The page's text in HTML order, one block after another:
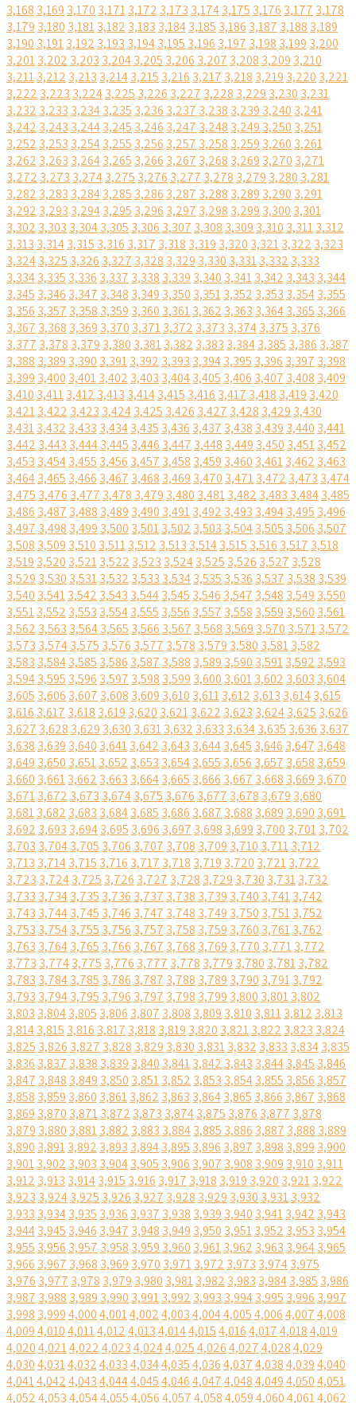
3,168 3,169 3,170 3,1713,172 3,173 3,1743,175 3,176 3,177 3,178
3,179 3,180 3,1813,182 3,183 3,1843,185 3,186 3,187 3,188 3,189
3,190 3,1913,192 3,193 3,1943,195 3,196 3,197 3,198 3,199 3,200
3,2013,202 3,203 3,2043,205 3,206 3,207 3,208 3,209 3,210
3,2113,212 3,213 3,2143,215 3,216 3,217 3,218 3,219 3,220 3,221
3,222 3,223 3,2243,225 3,226 3,227 3,228 3,229 3,230 3,231
3,232 3,233 3,2343,235 3,236 3,237 3,238 3,239 3,240 3,241
3,242 3,243 3,2443,245 3,246 3,247 3,248 3,249 3,250 3,251
3,252 3,253 3,2543,255 3,256 3,257 3,258 3,259 3,260 3,261
3,262 3,263 3,2643,265 3,266 3,267 3,268 3,269 3,270 3,271
3,272 3,273 3,2743,275 3,276 3,277 3,278 3,279 3,280 3,281
3,282 3,283 3,2843,285 3,286 3,287 3,288 3,289 3,290 3,291
3,292 3,293 3,2943,295 3,296 3,297 3,298 3,299 3,300 3,301
3,302 3,303 3,3043,305 3,306 3,307 3,308 3,309 3,310 3,3113,312
3,313 3,3143,315 3,316 3,317 3,318 3,319 3,320 3,3213,322 3,323
3,3243,325 3,326 3,327 3,328 3,329 3,330 3,3313,332 3,333
3,3343,335 3,336 3,337 3,338 3,339 3,340 3,3413,342 3,343 3,344
3,345 3,346 3,347 3,348 3,349 3,350 3,3513,352 3,353 3,3543,355
3,356 3,357 3,358 3,359 3,360 3,3613,362 3,363 3,3643,365 3,366
3,367 3,368 3,369 3,370 3,3713,372 3,373 3,3743,375 3,376
3,377 3,378 3,379 3,380 3,3813,382 3,383 3,3843,385 3,386 3,387
3,388 3,389 3,390 3,3913,392 3,393 3,3943,395 3,396 3,397 3,398
3,399 3,400 3,4013,402 3,403 3,4043,405 3,406 3,407 3,408 3,409
3,410 3,4113,412 3,413 3,4143,415 3,416 3,417 3,418 3,419 3,420
3,4213,422 3,423 3,4243,425 3,426 3,427 3,428 3,429 3,430
3,4313,432 3,433 3,4343,435 3,436 3,437 3,438 3,439 3,440 3,441
3,442 3,443 3,4443,445 3,446 3,447 3,448 3,449 3,450 3,4513,452
3,453 3,4543,455 3,456 3,457 3,458 3,459 3,460 3,4613,462 3,463
3,4643,465 3,466 3,467 3,468 3,469 3,470 3,4713,472 3,473 3,474
3,475 3,476 3,477 3,478 3,479 3,480 3,4813,482 3,483 3,4843,485
3,486 3,487 3,488 3,489 3,490 3,4913,492 3,493 3,4943,495 3,496
3,497 3,498 3,499 3,500 3,5013,502 3,503 3,5043,505 3,506 3,507
3,508 3,509 3,510 3,5113,512 3,513 3,5143,515 3,516 3,517 3,518
3,519 3,520 3,5213,522 3,523 3,5243,525 3,526 3,527 3,528
3,529 3,530 3,5313,532 3,533 3,5343,535 3,536 3,537 3,538 3,539
3,540 3,5413,542 3,543 3,5443,545 3,546 3,547 3,548 3,549 3,550
3,5513,552 3,553 3,5543,555 3,556 3,557 3,558 3,559 3,560 3,561
3,562 3,563 3,5643,565 3,566 3,567 3,568 3,569 3,570 3,5713,572
3,573 3,5743,575 3,576 3,577 3,578 3,579 3,580 3,5813,582
3,583 3,5843,585 3,586 3,587 3,588 3,589 3,590 3,5913,592 3,593
3,5943,595 3,596 3,597 3,598 3,599 3,600 3,6013,602 3,603 3,604
3,605 3,606 3,607 3,608 3,609 3,610 3,6113,612 3,613 3,6143,615
3,616 3,617 3,618 3,619 3,620 3,6213,622 3,623 3,6243,625 3,626
3,627 3,628 3,629 3,630 3,6313,632 3,633 3,6343,635 3,636 3,637
3,638 3,639 3,640 3,6413,642 3,643 3,6443,645 3,646 3,647 3,648
3,649 3,650 3,6513,652 3,653 3,6543,655 3,656 3,657 3,658 3,659
3,660 3,6613,662 3,663 3,6643,665 3,666 3,667 3,668 3,669 3,670
3,6713,672 3,673 3,6743,675 3,676 3,677 3,678 3,679 3,680
3,6813,682 3,683 3,6843,685 3,686 3,687 3,688 3,689 3,690 3,691
3,692 3,693 3,6943,695 3,696 3,697 3,698 3,699 3,700 3,7013,702
3,703 3,7043,705 3,706 3,707 3,708 3,709 3,710 3,7113,712
3,713 3,7143,715 3,716 3,717 3,718 3,719 3,720 3,7213,722
3,723 3,7243,725 3,726 3,727 3,728 3,729 3,730 3,7313,732
3,733 3,7343,735 3,736 3,737 3,738 3,739 3,740 3,7413,742
3,743 3,7443,745 3,746 3,747 3,748 3,749 3,750 3,7513,752
3,753 3,7543,755 3,756 3,757 3,758 3,759 3,760 3,7613,762
3,763 3,7643,765 3,766 3,767 3,768 3,769 3,770 3,7713,772
3,773 3,7743,775 3,776 3,777 3,778 3,779 3,780 3,7813,782
3,783 3,7843,785 3,786 3,787 3,788 3,789 3,790 3,7913,792
3,793 3,7943,795 3,796 3,797 3,798 3,799 3,800 3,8013,802
3,803 3,8043,805 3,806 3,807 3,808 3,809 3,810 3,8113,812 3,813
3,8143,815 3,816 3,817 3,818 3,819 3,820 3,8213,822 3,823 3,824
3,825 3,826 3,827 3,828 3,829 3,830 3,8313,832 3,833 3,8343,835
3,836 3,837 3,838 3,839 3,840 3,8413,842 3,843 3,8443,845 3,846
3,847 3,848 3,849 3,850 3,8513,852 3,853 3,8543,855 3,856 3,857
3,858 3,859 3,860 3,8613,862 3,863 3,8643,865 3,866 3,867 3,868
3,869 3,870 3,8713,872 3,873 3,8743,875 3,876 3,877 3,878
3,879 3,880 3,8813,882 3,883 3,8843,885 3,886 3,887 3,888 3,889
3,890 3,8913,892 3,893 3,8943,895 3,896 3,897 3,898 3,899 3,900
3,9013,902 3,903 3,9043,905 3,906 3,907 3,908 3,909 3,910 3,911
3,912 3,913 3,9143,915 3,916 3,917 3,918 3,919 3,920 3,9213,922
3,923 3,9243,925 3,926 3,927 3,928 3,929 3,930 3,9313,932
3,933 3,9343,935 3,936 3,937 3,938 3,939 3,940 3,9413,942 3,943
3,9443,945 3,946 3,947 3,948 3,949 3,950 3,9513,952 3,953 3,954
3,955 3,956 3,957 3,958 3,959 3,960 3,9613,962 3,963 3,9643,965
3,966 3,967 3,968 3,969 3,970 3,9713,972 3,973 3,9743,975
3,976 3,977 3,978 3,979 3,980 3,9813,982 3,983 3,9843,985 3,986
3,987 3,988 3,989 3,990 3,9913,992 3,993 3,9943,995 3,996 3,997
3,998 3,9994,0004,0014,0024,0034,0044,0054,0064,0074,008
4,0094,0104,0114,0124,0134,0144,0154,0164,0174,0184,019
4,0204,0214,0224,0234,0244,0254,0264,0274,0284,029
4,0304,0314,0324,0334,0344,0354,0364,0374,0384,0394,040
4,0414,0424,0434,0444,0454,0464,0474,0484,0494,0504,051
4,0524,0534,0544,0554,0564,0574,0584,0594,0604,0614,062